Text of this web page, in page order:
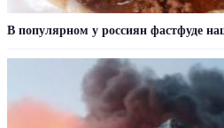
В популярном у россиян фастфуде